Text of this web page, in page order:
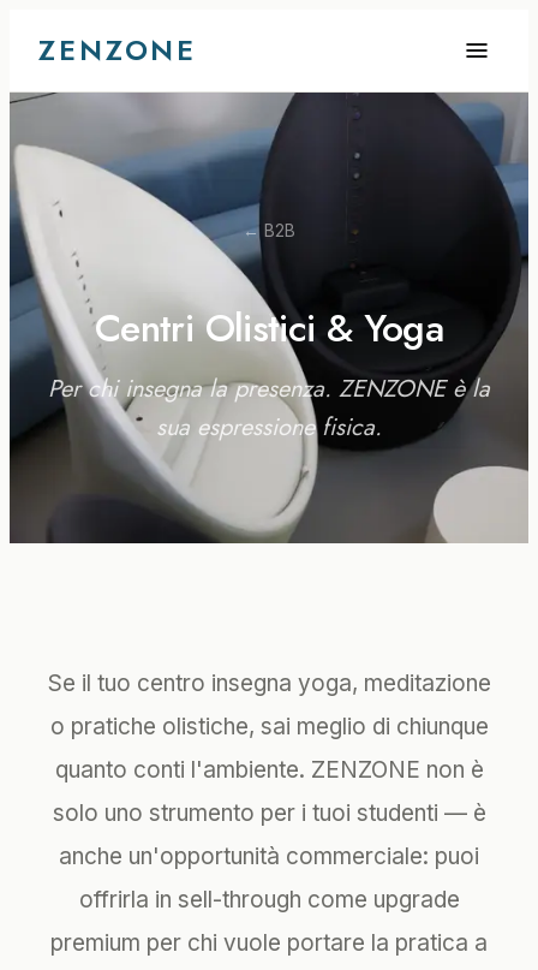
ZENZONE
← B2B
Centri Olistici & Yoga
Per chi insegna la presenza. ZENZONE è la
sua espressione fisica.
Se il tuo centro insegna yoga, meditazione
o pratiche olistiche, sai meglio di chiunque
quanto conti l'ambiente. ZENZONE non è
solo uno strumento per i tuoi studenti — è
anche un'opportunità commerciale: puoi
offrirla in sell-through come upgrade
premium per chi vuole portare la pratica a